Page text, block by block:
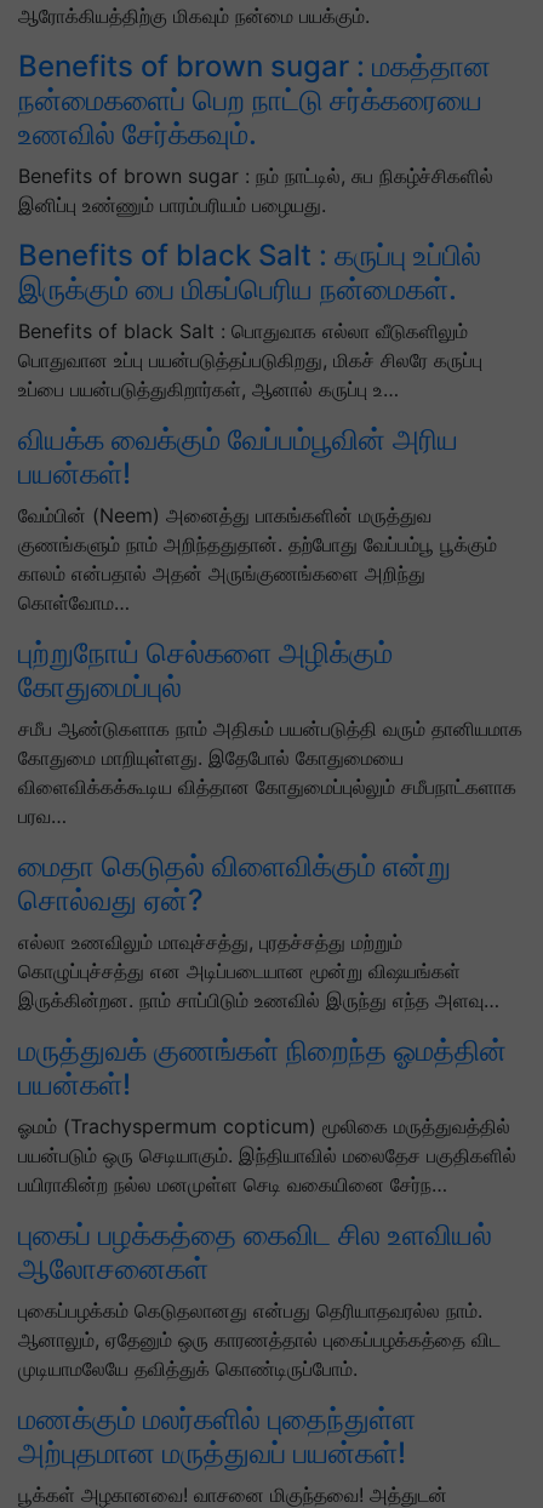
ஆரோக்கியத்திற்கு மிகவும் நன்மை பயக்கும்.
Benefits of brown sugar : மகத்தான
நன்மைகளைப் பெற நாட்டு சர்க்கரையை
உணவில் சேர்க்கவும்.
Benefits of brown sugar : நம் நாட்டில், சுப நிகழ்ச்சிகளில்
இனிப்பு உண்ணும் பாரம்பரியம் பழையது.
Benefits of black Salt : கருப்பு உப்பில்
இருக்கும் பை மிகப்பெரிய நன்மைகள்.
Benefits of black Salt : பொதுவாக எல்லா வீடுகளிலும்
பொதுவான உப்பு பயன்படுத்தப்படுகிறது, மிகச் சிலரே கருப்பு
உப்பை பயன்படுத்துகிறார்கள், ஆனால் கருப்பு உ…
வியக்க வைக்கும் வேப்பம்பூவின் அரிய
பயன்கள்!
வேம்பின் (Neem) அனைத்து பாகங்களின் மருத்துவ
குணங்களும் நாம் அறிந்ததுதான். தற்போது வேப்பம்பூ பூக்கும்
காலம் என்பதால் அதன் அருங்குணங்களை அறிந்து
கொள்வோம…
புற்றுநோய் செல்களை அழிக்கும்
கோதுமைப்புல்
சமீப ஆண்டுகளாக நாம் அதிகம் பயன்படுத்தி வரும் தானியமாக
கோதுமை மாறியுள்ளது. இதேபோல் கோதுமையை
விளைவிக்கக்கூடிய வித்தான கோதுமைப்புல்லும் சமீபநாட்களாக
பரவ…
மைதா கெடுதல் விளைவிக்கும் என்று
சொல்வது ஏன்?
எல்லா உணவிலும் மாவுச்சத்து, புரதச்சத்து மற்றும்
கொழுப்புச்சத்து என அடிப்படையான மூன்று விஷயங்கள்
இருக்கின்றன. நாம் சாப்பிடும் உணவில் இருந்து எந்த அளவு…
மருத்துவக் குணங்கள் நிறைந்த ஓமத்தின்
பயன்கள்!
ஓமம் (Trachyspermum copticum) மூலிகை மருத்துவத்தில்
பயன்படும் ஒரு செடியாகும். இந்தியாவில் மலைதேச பகுதிகளில்
பயிராகின்ற நல்ல மனமுள்ள செடி வகையினை சேர்ந…
புகைப் பழக்கத்தை கைவிட சில உளவியல்
ஆலோசனைகள்
புகைப்பழக்கம் கெடுதலானது என்பது தெரியாதவரல்ல நாம்.
ஆனாலும், ஏதேனும் ஒரு காரணத்தால் புகைப்பழக்கத்தை விட
முடியாமலேயே தவித்துக் கொண்டிருப்போம்.
மணக்கும் மலர்களில் புதைந்துள்ள
அற்புதமான மருத்துவப் பயன்கள்!
பூக்கள் அழகானவை! வாசனை மிகுந்தவை! அத்துடன்